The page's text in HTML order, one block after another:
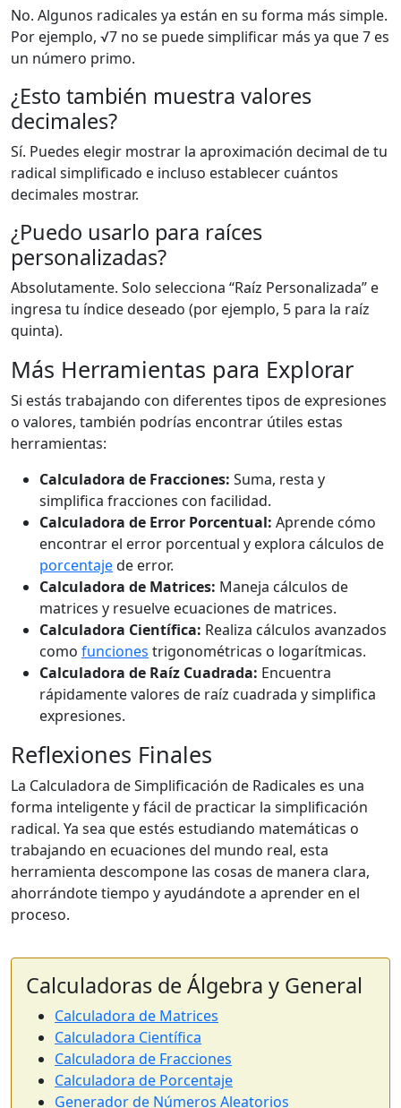
No. Algunos radicales ya están en su forma más simple.
Por ejemplo, √7 no se puede simplificar más ya que 7 es
un número primo.
¿Esto también muestra valores
decimales?
Sí. Puedes elegir mostrar la aproximación decimal de tu
radical simplificado e incluso establecer cuántos
decimales mostrar.
¿Puedo usarlo para raíces
personalizadas?
Absolutamente. Solo selecciona “Raíz Personalizada” e
ingresa tu índice deseado (por ejemplo, 5 para la raíz
quinta).
Más Herramientas para Explorar
Si estás trabajando con diferentes tipos de expresiones
o valores, también podrías encontrar útiles estas
herramientas:
Calculadora de Fracciones: Suma, resta y
simplifica fracciones con facilidad.
Calculadora de Error Porcentual: Aprende cómo
encontrar el error porcentual y explora cálculos de
porcentajede error.
Calculadora de Matrices: Maneja cálculos de
matrices y resuelve ecuaciones de matrices.
Calculadora Científica: Realiza cálculos avanzados
como funciones trigonométricas o logarítmicas.
Calculadora de Raíz Cuadrada: Encuentra
rápidamente valores de raíz cuadrada y simplifica
expresiones.
Reflexiones Finales
La Calculadora de Simplificación de Radicales es una
forma inteligente y fácil de practicar la simplificación
radical. Ya sea que estés estudiando matemáticas o
trabajando en ecuaciones del mundo real, esta
herramienta descompone las cosas de manera clara,
ahorrándote tiempo y ayudándote a aprender en el
proceso.
Calculadoras de Álgebra y General
Calculadora de Matrices
Calculadora Científica
Calculadora de Fracciones
Calculadora de Porcentaje
Generador de Números Aleatorios